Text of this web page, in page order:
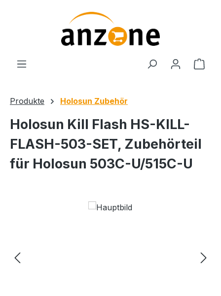
Zum Hauptinhalt springen
Produkte Holosun Zubehör
Holosun Kill Flash HS-KILL-
FLASH-503-SET, Zubehörteil
für Holosun 503C-U/515C-U
Bildergalerie überspringen